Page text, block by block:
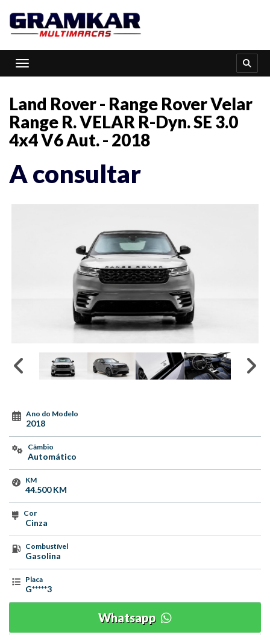
Toggle navigation
Land Rover - Range Rover Velar
Range R. VELAR R-Dyn. SE 3.0
4x4 V6 Aut. - 2018
A consultar
Ano do Modelo
2018
Câmbio
Automático
KM
44.500 KM
Cor
Cinza
Combustível
Gasolina
Placa
G*****3
Whatsapp